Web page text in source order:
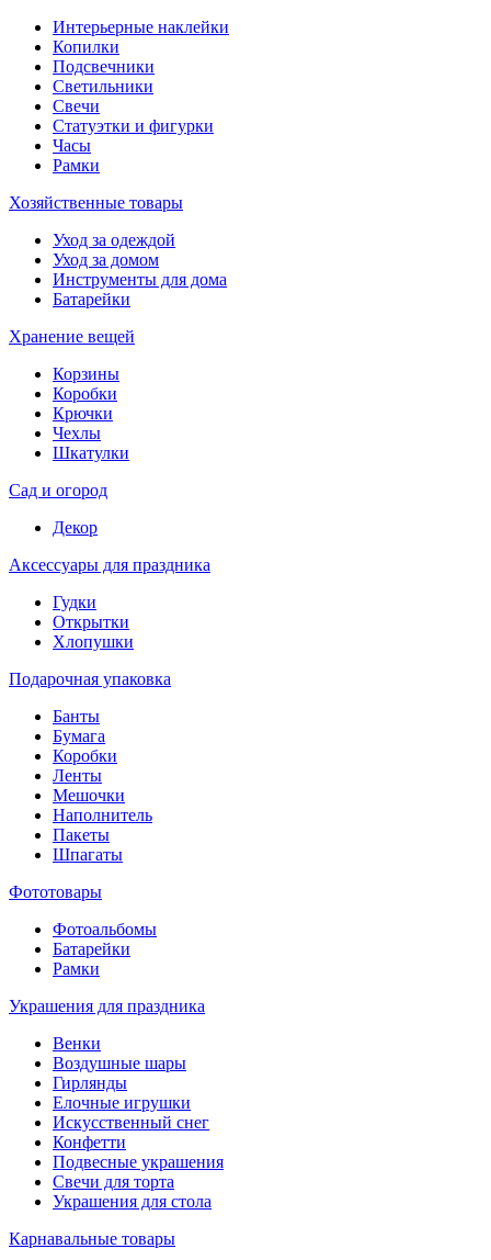
Интерьерные наклейки
Копилки
Подсвечники
Светильники
Свечи
Статуэтки и фигурки
Часы
Рамки
Хозяйственные товары
Уход за одеждой
Уход за домом
Инструменты для дома
Батарейки
Хранение вещей
Корзины
Коробки
Крючки
Чехлы
Шкатулки
Сад и огород
Декор
Аксессуары для праздника
Гудки
Открытки
Хлопушки
Подарочная упаковка
Банты
Бумага
Коробки
Ленты
Мешочки
Наполнитель
Пакеты
Шпагаты
Фототовары
Фотоальбомы
Батарейки
Рамки
Украшения для праздника
Венки
Воздушные шары
Гирлянды
Елочные игрушки
Искусственный снег
Конфетти
Подвесные украшения
Свечи для торта
Украшения для стола
Карнавальные товары